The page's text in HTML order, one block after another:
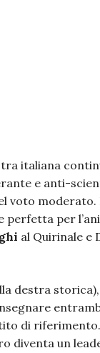
italiana
e anti-
voto moderato.
perfetta per
al Quirinale e
destra
di riferimento.
diventa un